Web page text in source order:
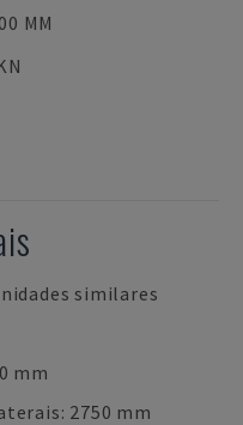
MM
similares
mm
2750 mm